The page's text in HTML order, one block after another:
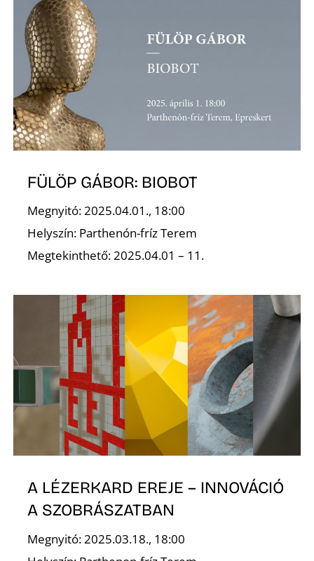
FÜLÖP GÁBOR: BIOBOT
Megnyitó: 2025.04.01., 18:00
Helyszín: Parthenón-fríz Terem
Megtekinthető: 2025.04.01 – 11.
A LÉZERKARD EREJE – INNOVÁCIÓ
A SZOBRÁSZATBAN
Megnyitó: 2025.03.18., 18:00